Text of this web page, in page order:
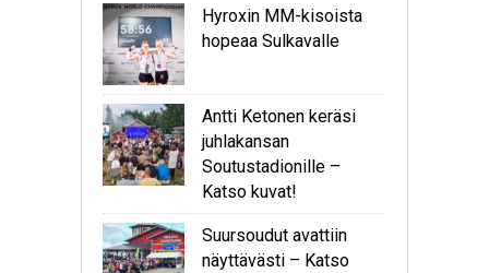
Hyroxin MM-kisoista
hopeaa Sulkavalle
Antti Ketonen keräsi
juhlakansan
Soutustadionille –
Katso kuvat!
Suursoudut avattiin
näyttävästi – Katso